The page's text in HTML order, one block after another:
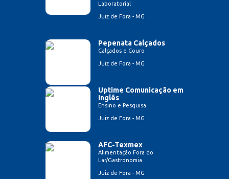
Laboratorial
Juiz de Fora - MG
Pepenata Calçados
Calçados e Couro
Juiz de Fora - MG
Uptime Comunicação em
Inglês
Ensino e Pesquisa
Juiz de Fora - MG
AFC-Texmex
Alimentação Fora do
Lar/Gastronomia
Juiz de Fora - MG